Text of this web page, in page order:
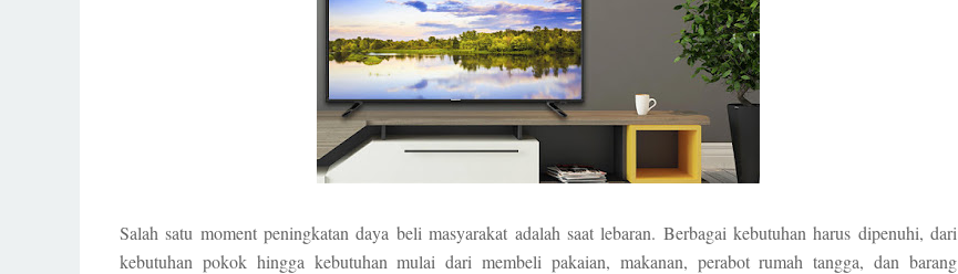
Salah satu moment peningkatan daya beli masyarakat adalah saat lebaran. Berbagai kebutuhan harus dipenuhi, dari
kebutuhan pokok hingga kebutuhan mulai dari membeli pakaian, makanan, perabot rumah tangga, dan barang